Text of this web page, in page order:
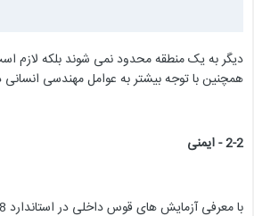
دیگر به یک منطقه محدود نمی شوند بلکه لازم
همچنین با توجه بیشتر به عوامل مهندسی انسانی
2-2 - ایمنی